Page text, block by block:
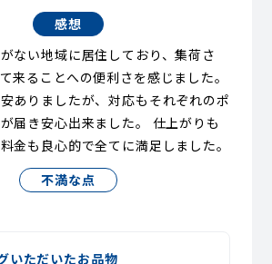
感想
ない地域に居住しており、集荷さ
来ることへの便利さを感じました。
ありましたが、対応もそれぞれのポ
届き安心出来ました。 仕上がりも
金も良心的で全てに満足しました。
不満な点
いただいたお品物